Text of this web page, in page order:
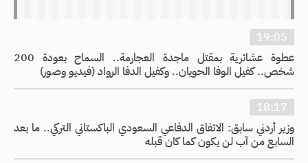
19:05
عطوة عشائرية بمقتل ماجدة العجارمة.. السماح بعودة 200
شخص.. كفيل الوفا الحويان.. وكفيل الدفا الرواد (فيديو وصور)
18:17
وزير أردني سابق: الاتفاق الدفاعي السعودي الباكستاني التركي.. ما بعد
السابع من آب لن يكون كما كان قبله